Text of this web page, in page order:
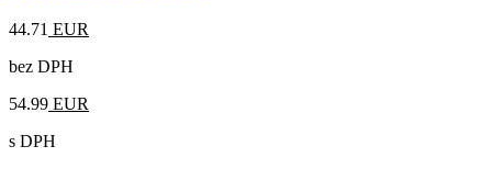
44.71 EUR
bez DPH
54.99 EUR
s DPH